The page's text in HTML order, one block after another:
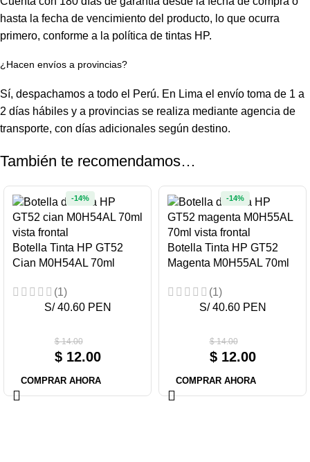
hasta la fecha de vencimiento del producto, lo que ocurra
primero, conforme a la política de tintas HP.
¿Hacen envíos a provincias?
Sí, despachamos a todo el Perú. En Lima el envío toma de 1 a
2 días hábiles y a provincias se realiza mediante agencia de
transporte, con días adicionales según destino.
También te recomendamos…
Botella Tinta HP GT52
Cian M0H54AL 70ml
(1)
$14.00
$12.00
-14%
S/ 40.60 PEN
COMPRAR AHORA
Botella Tinta HP GT52
Magenta M0H55AL 70ml
(1)
$14.00
$12.00
-14%
S/ 40.60 PEN
COMPRAR AHORA